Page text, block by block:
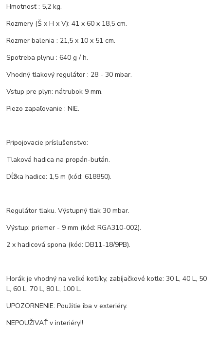
Hmotnosť : 5,2 kg.
Rozmery (Š x H x V): 41 x 60 x 18,5 cm.
Rozmer balenia : 21,5 x 10 x 51 cm.
Spotreba plynu : 640 g / h.
Vhodný tlakový regulátor : 28 - 30 mbar.
Vstup pre plyn: nátrubok 9 mm.
Piezo zapaľovanie : NIE.
Pripojovacie príslušenstvo:
Tlaková hadica na propán-bután.
Dĺžka hadice: 1,5 m (kód: 618850).
Regulátor tlaku. Výstupný tlak 30 mbar.
Výstup: priemer - 9 mm (kód: RGA310-002).
2 x hadicová spona (kód: DB11-18/9PB).
Horák je vhodný na veľké kotlíky, zabíjačkové kotle: 30 L, 40 L, 50
L, 60 L, 70 L, 80 L, 100 L.
UPOZORNENIE: Použitie iba v exteriéry.
NEPOUŽIVAŤ v interiéry!!